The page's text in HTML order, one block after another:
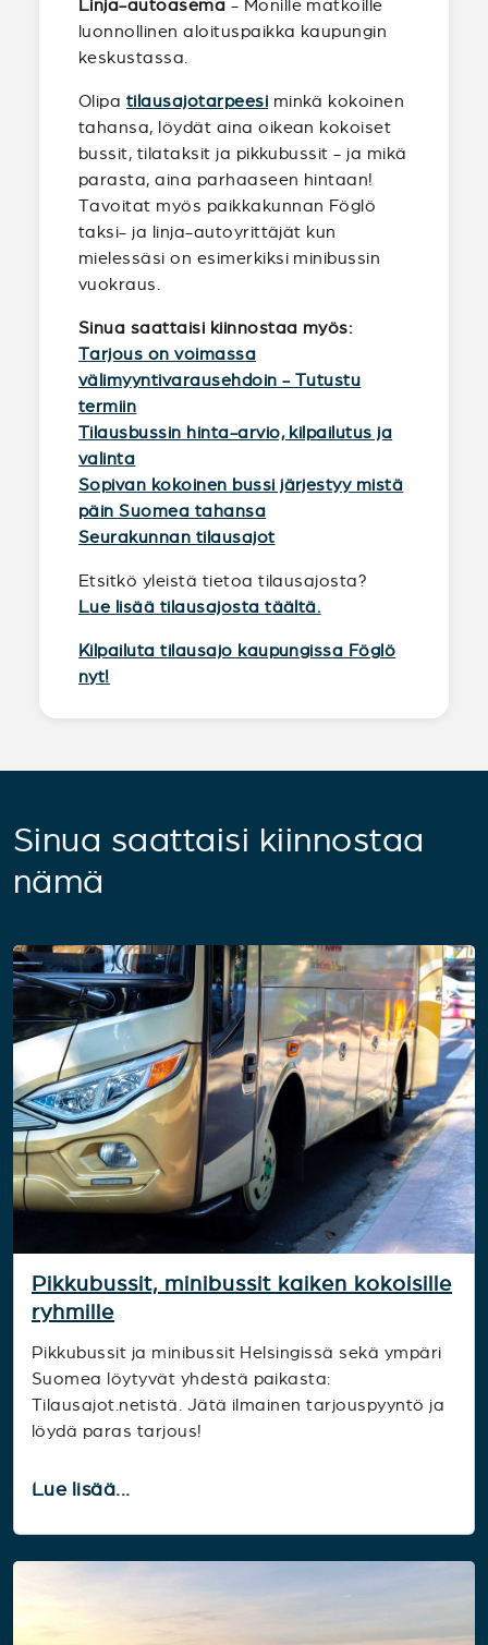
Linja-autoasema - Monille matkoille
luonnollinen aloituspaikka kaupungin
keskustassa.
Olipa tilausajotarpeesi minkä kokoinen
tahansa, löydät aina oikean kokoiset
bussit, tilataksit ja pikkubussit - ja mikä
parasta, aina parhaaseen hintaan!
Tavoitat myös paikkakunnan Föglö
taksi- ja linja-autoyrittäjät kun
mielessäsi on esimerkiksi minibussin
vuokraus.
Sinua saattaisi kiinnostaa myös:
Tarjous on voimassa
välimyyntivarausehdoin - Tutustu
termiin
Tilausbussin hinta-arvio, kilpailutus ja
valinta
Sopivan kokoinen bussi järjestyy mistä
päin Suomea tahansa
Seurakunnan tilausajot
Etsitkö yleistä tietoa tilausajosta?
Lue lisää tilausajosta täältä.
Kilpailuta tilausajo kaupungissa Föglö
nyt!
Sinua saattaisi kiinnostaa
nämä
Pikkubussit, minibussit kaiken kokoisille
ryhmille
Pikkubussit ja minibussit Helsingissä sekä ympäri
Suomea löytyvät yhdestä paikasta:
Tilausajot.netistä. Jätä ilmainen tarjouspyyntö ja
löydä paras tarjous!
Lue lisää...